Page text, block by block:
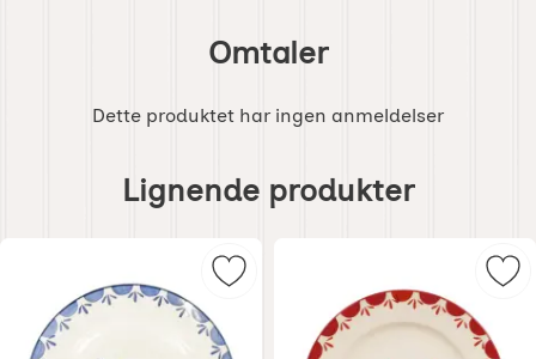
Omtaler
Dette produktet har ingen anmeldelser
Lignende produkter
Merk asiett Marion Blå som